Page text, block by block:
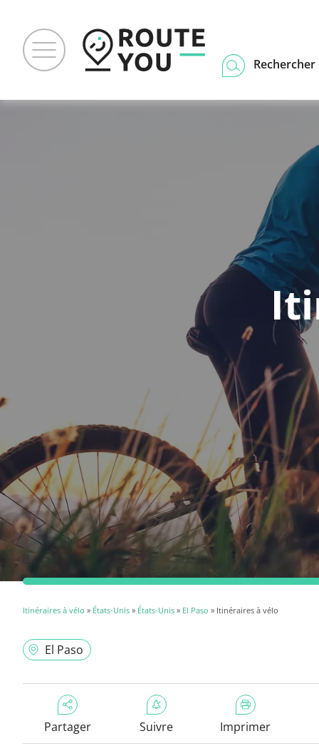
Itinéraires à vélo » États-Unis » États-Unis » El Paso » Itinéraires à vélo
El Paso
Partager Suivre Imprimer